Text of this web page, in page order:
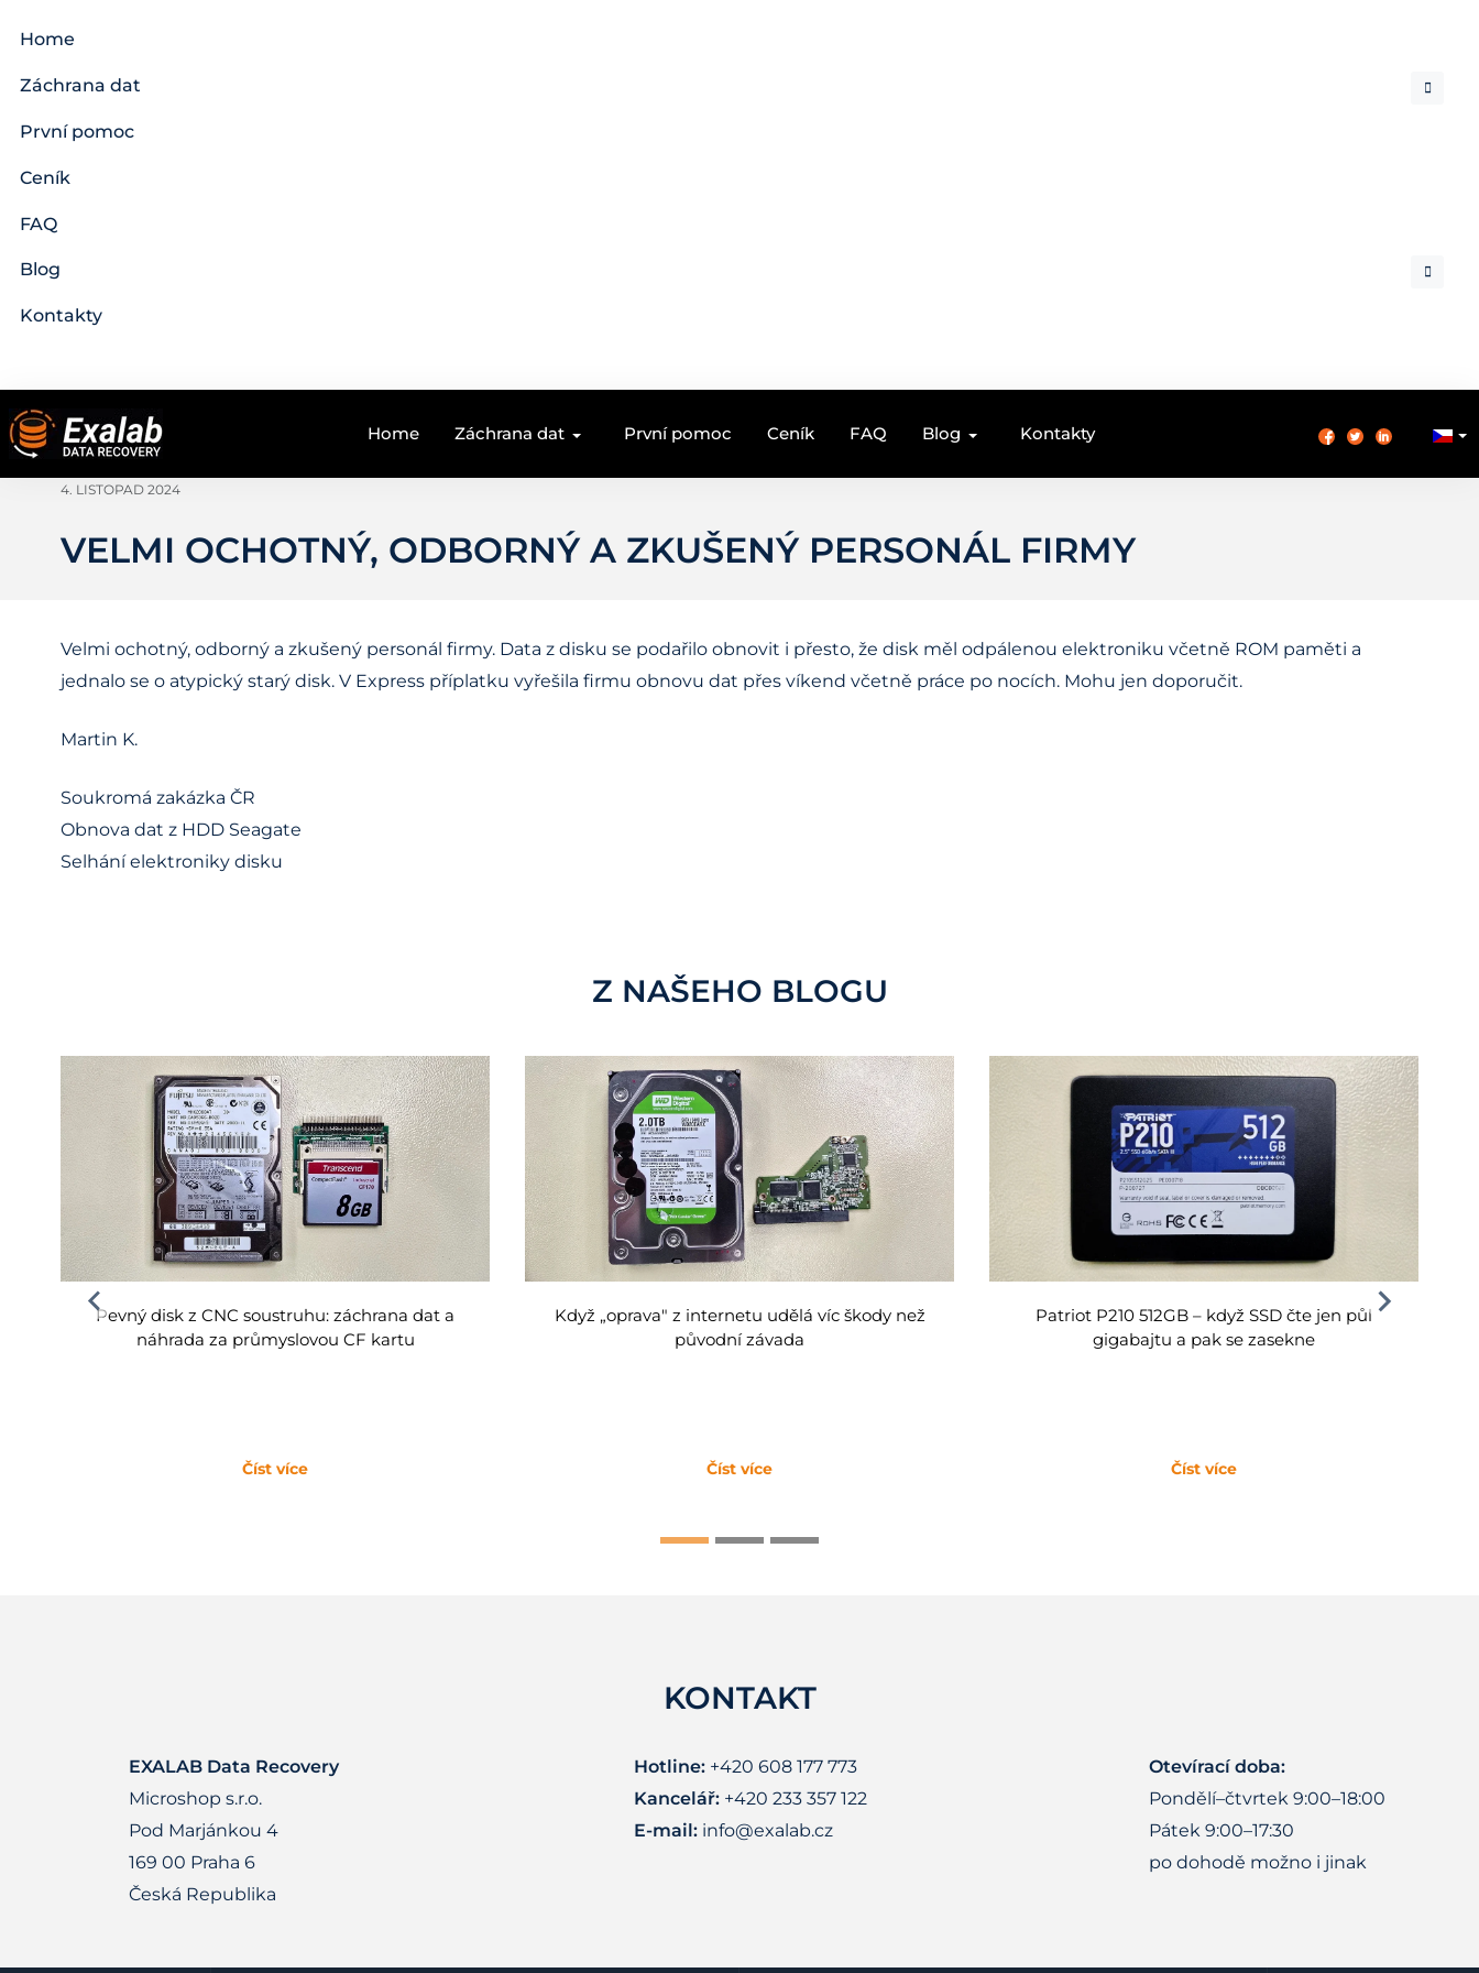
Home
Záchrana dat
První pomoc
Ceník
FAQ
Blog
Kontakty
Home Záchrana dat První pomoc Ceník FAQ Blog Kontakty
4. LISTOPAD 2024
VELMI OCHOTNÝ, ODBORNÝ A ZKUŠENÝ PERSONÁL FIRMY
Velmi ochotný, odborný a zkušený personál firmy. Data z disku se podařilo obnovit i přesto, že disk měl odpálenou elektroniku včetně ROM paměti a
jednalo se o atypický starý disk. V Express příplatku vyřešila firmu obnovu dat přes víkend včetně práce po nocích. Mohu jen doporučit.
Martin K.
Soukromá zakázka ČR
Obnova dat z HDD Seagate
Selhání elektroniky disku
Z NAŠEHO BLOGU
Pevný disk z CNC soustruhu: záchrana dat a
náhrada za průmyslovou CF kartu
Číst více
Když „oprava" z internetu udělá víc škody než
původní závada
Číst více
Patriot P210 512GB – když SSD čte jen půl
gigabajtu a pak se zasekne
Číst více
KONTAKT
EXALAB Data Recovery
Microshop s.r.o.
Pod Marjánkou 4
169 00 Praha 6
Česká Republika
Otevírací doba:
Pondělí–čtvrtek 9:00–18:00
Pátek 9:00–17:30
po dohodě možno i jinak
Hotline: +420 608 177 773
Kancelář: +420 233 357 122
E-mail: info@exalab.cz